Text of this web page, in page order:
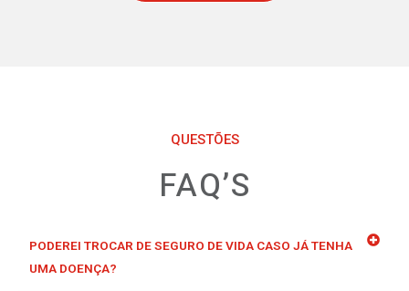
QUESTÕES
FAQ’S
PODEREI TROCAR DE SEGURO DE VIDA CASO JÁ TENHA
UMA DOENÇA?